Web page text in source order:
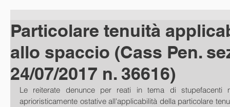
Particolare tenuità
allo spaccio (Cass Pen.
24/07/2017 n. 36616)
Le reiterate denunce per reati in tema di stupefacenti
aprioristicamente ostative all'applicabilità della particolare